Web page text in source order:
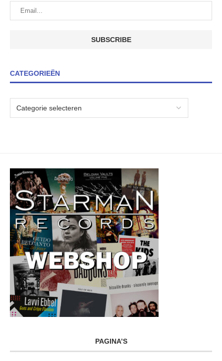
CATEGORIEËN
PAGINA’S